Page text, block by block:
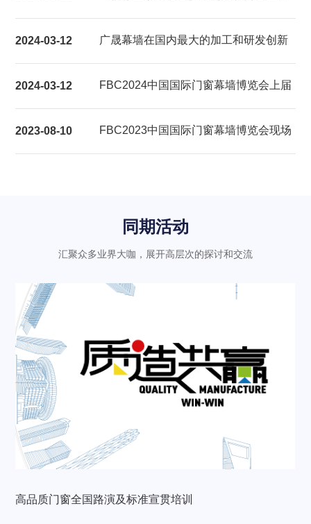
验
2024-03-12 广晟幕墙在国内最大的加工和研发创新
2024-03-12
FBC2024中国国际门窗幕墙博览会上届
2023-08-10
FBC2023中国国际门窗幕墙博览会现场
同期活动
汇聚众多业界大咖，展开高层次的探讨和交流
高品质门窗全国路演及标准宣贯培训